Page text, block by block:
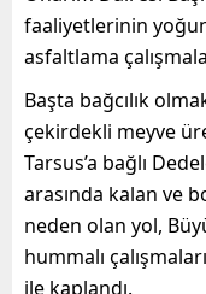
faaliyetlerinin
asfaltlama
Başta bağcılık
çekirdekli meyve
Tarsus’a bağlı
arasında kalan ve
neden olan yol,
hummalı
ile kaplandı.